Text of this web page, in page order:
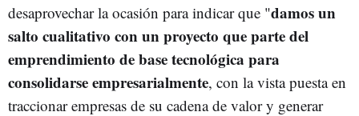
desaprovechar la ocasión para indicar que "damos un
salto cualitativo con un proyecto que parte del
emprendimiento de base tecnológica para
consolidarse empresarialmente, con la vista puesta en
traccionar empresas de su cadena de valor y generar